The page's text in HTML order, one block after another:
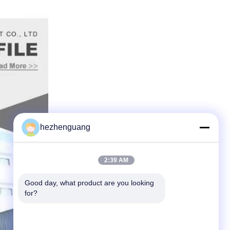
hezhenguang
2:39 AM
Good day, what product are you looking
for?